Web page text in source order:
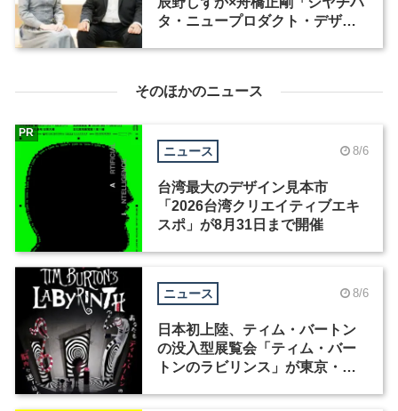
タ・ニュープロダクト・デザイ
そのほかのニュース
ニュース 8/6
台湾最大のデザイン見本市
「2026台湾クリエイティブエキ
スポ」が8月31日まで開催
PR
ニュース 8/6
日本初上陸、ティム・バートン
の没入型展覧会「ティム・バー
トンのラビリンス」が東京・豊